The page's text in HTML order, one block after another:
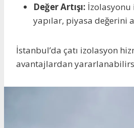
Değer Artışı: İzolasyonu
yapılar, piyasa değerini
İstanbul’da çatı izolasyon
avantajlardan